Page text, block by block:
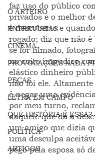
O ARTEIRO
ENTREVISTAS
CINEMA
PROVOCAÇÕES NADA
PEÇAS
LETRA EM CAMPO
QUE HISTÓRIA É ESSA?
POLÍTICA
ARTIGOS
faz uso do público
privados e o melhor
é descoberto e
rogado; diz que não é
se for filmado,
no coito impudico
elástico dinheiro
não foi ele.
é negar uma
por meu turno,
daquele que dá a
um amigo que dizia
uma desculpa
pego pela esposa só